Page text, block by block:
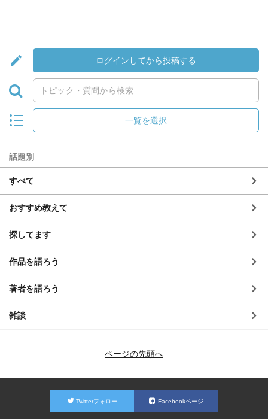
ログインしてから投稿する
一覧を選択
話題別
すべて
おすすめ教えて
探してます
作品を語ろう
著者を語ろう
雑談
ページの先頭へ
Twitterフォロー Facebookページ